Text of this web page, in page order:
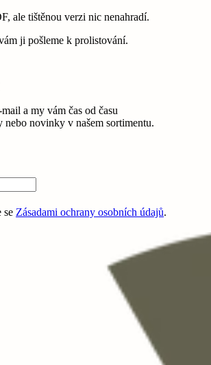
ale tištěnou verzi nic nenahradí.
ji pošleme k prolistování.
a my vám čas od času
nebo novinky v našem sortimentu.
se Zásadami ochrany osobních údajů.